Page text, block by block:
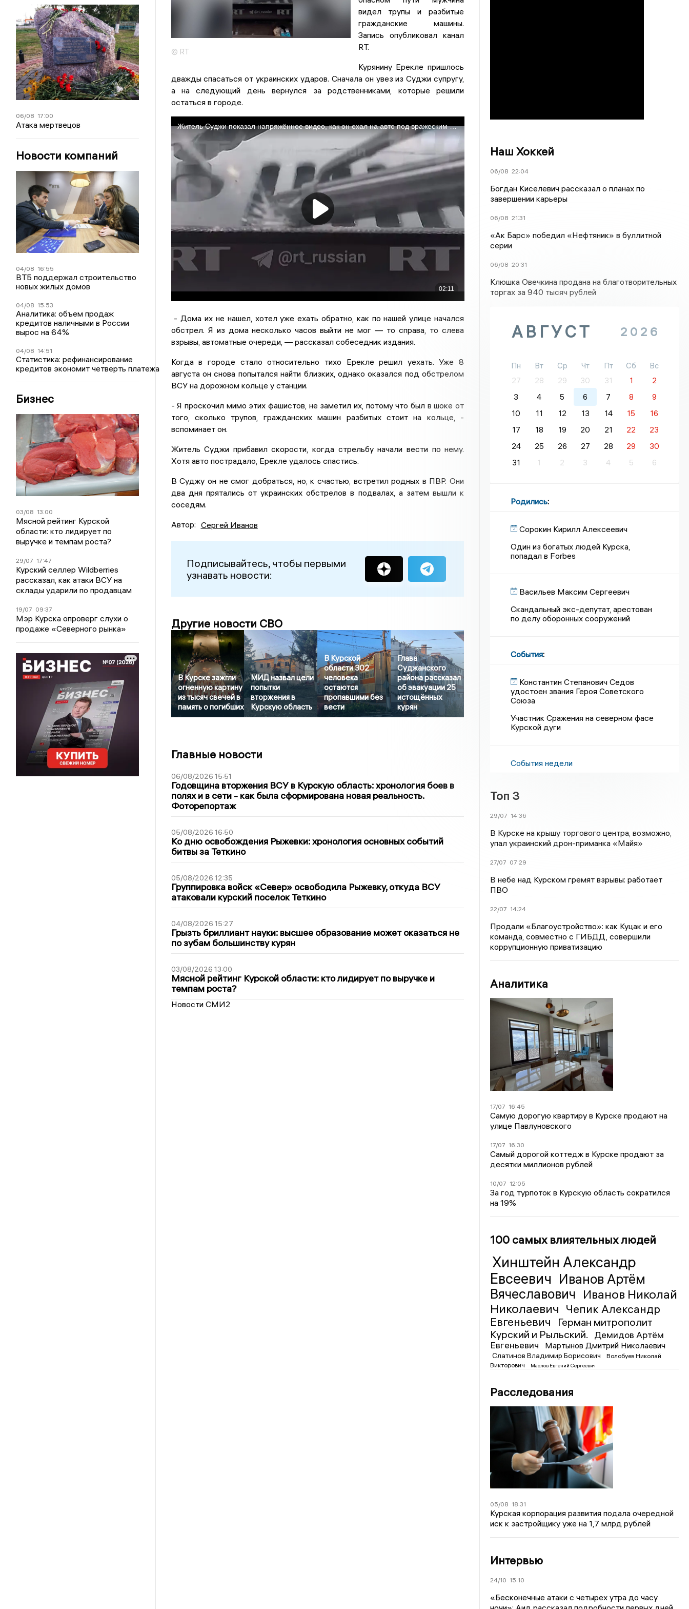
06/08 17:00
Атака мертвецов
Новости компаний
04/08 16:55
ВТБ поддержал строительство
новых жилых домов
04/08 15:53
Аналитика: объем продаж
кредитов наличными в России
вырос на 64%
04/08 14:51
Статистика: рефинансирование
кредитов экономит четверть платежа
Бизнес
03/08 13:00
Мясной рейтинг Курской
области: кто лидирует по
выручке и темпам роста?
29/07 17:47
Курский селлер Wildberries
рассказал, как атаки ВСУ на
склады ударили по продавцам
19/07 09:37
Мэр Курска опроверг слухи о
продаже «Северного рынка»
© RT
видел трупы и разбитые
гражданские машины.
Запись опубликовал канал
RT.
Курянину Ерекле пришлось
дважды спасаться от украинских ударов. Сначала он увез из Суджи супругу,
а на следующий день вернулся за родственниками, которые решили
остаться в городе.
- Дома их не нашел, хотел уже ехать обратно, как по нашей улице начался
обстрел. Я из дома несколько часов выйти не мог — то справа, то слева
взрывы, автоматные очереди, — рассказал собеседник издания.
Когда в городе стало относительно тихо Ерекле решил уехать. Уже 8
августа он снова попытался найти близких, однако оказался под обстрелом
ВСУ на дорожном кольце у станции.
- Я проскочил мимо этих фашистов, не заметил их, потому что был в шоке от
того, сколько трупов, гражданских машин разбитых стоит на кольце, -
вспоминает он.
Житель Суджи прибавил скорости, когда стрельбу начали вести по нему.
Хотя авто пострадало, Ерекле удалось спастись.
В Суджу он не смог добраться, но, к счастью, встретил родных в ПВР. Они
два дня прятались от украинских обстрелов в подвалах, а затем вышли к
соседям.
Автор: Сергей Иванов
Подписывайтесь, чтобы первыми
узнавать новости:
Другие новости СВО
В Курске зажгли
огненную картину
из тысяч свечей в
память о погибших
МИД назвал цели
попытки
вторжения в
Курскую область
В Курской
области 302
человека
остаются
пропавшими без
вести
Глава
Суджанского
района рассказал
об эвакуации 25
истощённых
курян
Главные новости
06/08/2026 15:51
Годовщина вторжения ВСУ в Курскую область: хронология боев в
полях и в сети - как была сформирована новая реальность.
Фоторепортаж
05/08/2026 16:50
Ко дню освобождения Рыжевки: хронология основных событий
битвы за Теткино
05/08/2026 12:35
Группировка войск «Север» освободила Рыжевку, откуда ВСУ
атаковали курский поселок Теткино
04/08/2026 15:27
Грызть бриллиант науки: высшее образование может оказаться не
по зубам большинству курян
03/08/2026 13:00
Мясной рейтинг Курской области: кто лидирует по выручке и
темпам роста?
Новости СМИ2
Наш Хоккей
06/08 22:04
Богдан Киселевич рассказал о планах по
завершении карьеры
06/08 21:31
«Ак Барс» победил «Нефтяник» в буллитной
серии
06/08 20:31
Клюшка Овечкина продана на благотворительных
торгах за 940 тысяч рублей
АВГУСТ 2026
Пн Вт Ср Чт Пт Сб
Вс
27
28 29 30 31 1
2
3
4 5 6 7 8
9
10
11 12 13 14 15
16
17
18 19 20 21 22
23
24
25 26 27 28 29
30
31
1 2 3 4 5 6
Родились:
Сорокин Кирилл Алексеевич
Один из богатых людей Курска,
попадал в Forbes
Васильев Максим Сергеевич
Скандальный экс-депутат, арестован
по делу оборонных сооружений
События:
Константин Степанович Седов
удостоен звания Героя Советского
Союза
Участник Сражения на северном фасе
Курской дуги
События недели
Топ 3
29/07 14:36
В Курске на крышу торгового центра, возможно,
упал украинский дрон-приманка «Майя»
27/07 07:29
В небе над Курском гремят взрывы: работает
ПВО
22/07 14:24
Продали «Благоустройство»: как Куцак и его
команда, совместно с ГИБДД, совершили
коррупционную приватизацию
Аналитика
17/07 16:45
Самую дорогую квартиру в Курске продают на
улице Павлуновского
17/07 16:30
Самый дорогой коттедж в Курске продают за
десятки миллионов рублей
10/07 12:05
За год турпоток в Курскую область сократился
на 19%
100 самых влиятельных людей
Хинштейн Александр
Евсеевич Иванов Артём
Вячеславович Иванов Николай
Николаевич Чепик Александр
Евгеньевич
Герман митрополит
Курский и Рыльский.
Демидов Артём
Евгеньевич
Мартынов Дмитрий Николаевич
Слатинов Владимир Борисович
Волобуев Николай
Викторович
Маслов Евгений Сергеевич
Расследования
05/08 18:31
Курская корпорация развития подала очередной
иск к застройщику уже на 1,7 млрд рублей
Интервью
24/10 15:10
«Бесконечные атаки с четырех утра до часу